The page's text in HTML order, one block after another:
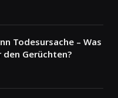
Todesursache – Was
Gerüchten?